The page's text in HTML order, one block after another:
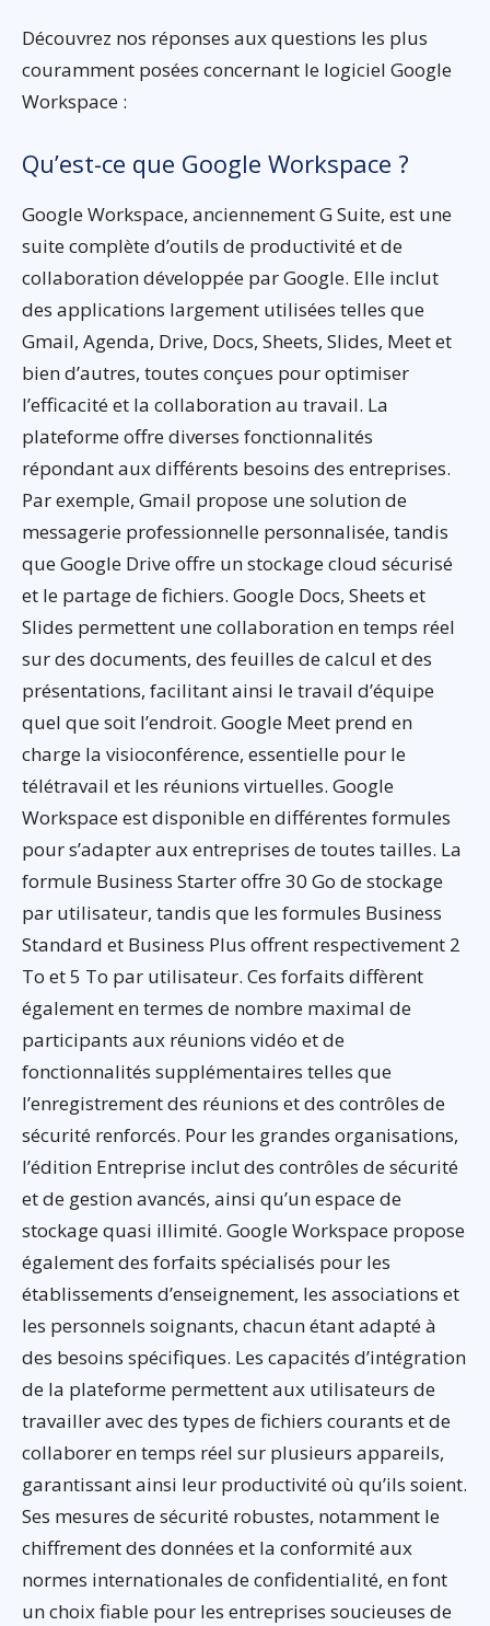
Découvrez nos réponses aux questions les plus
couramment posées concernant le logiciel Google
Workspace :
Qu’est-ce que Google Workspace ?
Google Workspace, anciennement G Suite, est une
suite complète d’outils de productivité et de
collaboration développée par Google. Elle inclut
des applications largement utilisées telles que
Gmail, Agenda, Drive, Docs, Sheets, Slides, Meet et
bien d’autres, toutes conçues pour optimiser
l’efficacité et la collaboration au travail. La
plateforme offre diverses fonctionnalités
répondant aux différents besoins des entreprises.
Par exemple, Gmail propose une solution de
messagerie professionnelle personnalisée, tandis
que Google Drive offre un stockage cloud sécurisé
et le partage de fichiers. Google Docs, Sheets et
Slides permettent une collaboration en temps réel
sur des documents, des feuilles de calcul et des
présentations, facilitant ainsi le travail d’équipe
quel que soit l’endroit. Google Meet prend en
charge la visioconférence, essentielle pour le
télétravail et les réunions virtuelles. Google
Workspace est disponible en différentes formules
pour s’adapter aux entreprises de toutes tailles. La
formule Business Starter offre 30 Go de stockage
par utilisateur, tandis que les formules Business
Standard et Business Plus offrent respectivement 2
To et 5 To par utilisateur. Ces forfaits diffèrent
également en termes de nombre maximal de
participants aux réunions vidéo et de
fonctionnalités supplémentaires telles que
l’enregistrement des réunions et des contrôles de
sécurité renforcés. Pour les grandes organisations,
l’édition Entreprise inclut des contrôles de sécurité
et de gestion avancés, ainsi qu’un espace de
stockage quasi illimité. Google Workspace propose
également des forfaits spécialisés pour les
établissements d’enseignement, les associations et
les personnels soignants, chacun étant adapté à
des besoins spécifiques. Les capacités d’intégration
de la plateforme permettent aux utilisateurs de
travailler avec des types de fichiers courants et de
collaborer en temps réel sur plusieurs appareils,
garantissant ainsi leur productivité où qu’ils soient.
Ses mesures de sécurité robustes, notamment le
chiffrement des données et la conformité aux
normes internationales de confidentialité, en font
un choix fiable pour les entreprises soucieuses de